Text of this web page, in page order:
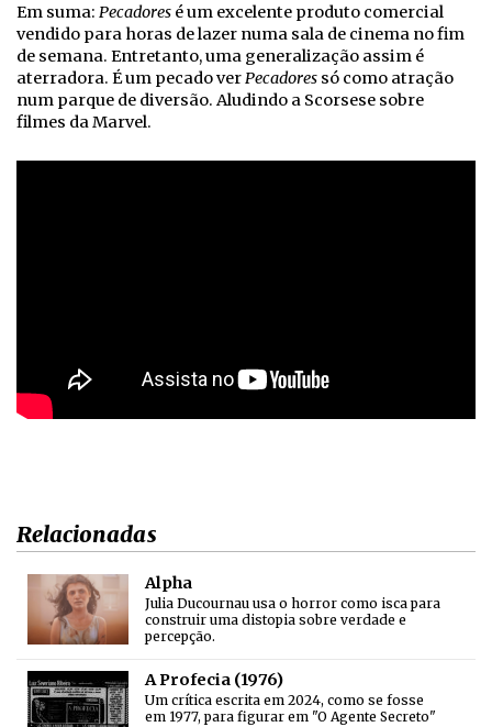
Em suma: Pecadores é um excelente produto comercial
vendido para horas de lazer numa sala de cinema no fim
de semana. Entretanto, uma generalização assim é
aterradora. É um pecado verPecadores só como atração
num parque de diversão. Aludindo a Scorsese sobre
filmes da Marvel.
Relacionadas
Alpha
Julia Ducournau usa o horror como isca para
construir uma distopia sobre verdade e
percepção.
A Profecia (1976)
Um crítica escrita em 2024, como se fosse
em 1977, para figurar em "O Agente Secreto"